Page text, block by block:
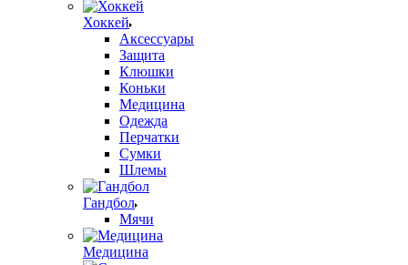
Хоккей
Аксессуары
Защита
Клюшки
Коньки
Медицина
Одежда
Перчатки
Сумки
Шлемы
Гандбол
Мячи
Медицина